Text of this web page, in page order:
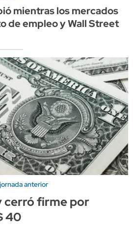
mientras los mercados
de empleo y Wall Street
anterior
cerró firme por
40